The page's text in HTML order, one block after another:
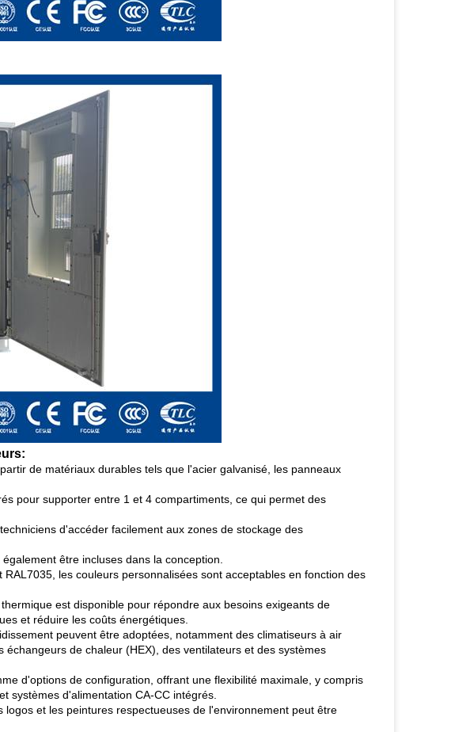
de matériaux durables tels que l'acier galvanisé, les panneaux
pour supporter entre 1 et 4 compartiments, ce qui permet des
d'accéder facilement aux zones de stockage des
être incluses dans la conception.
les couleurs personnalisées sont acceptables en fonction des
est disponible pour répondre aux besoins exigeants de
et réduire les coûts énergétiques.
peuvent être adoptées, notamment des climatiseurs à air
de chaleur (HEX), des ventilateurs et des systèmes
d'options de configuration, offrant une flexibilité maximale, y compris
systèmes d'alimentation CA-CC intégrés.
et les peintures respectueuses de l'environnement peut être